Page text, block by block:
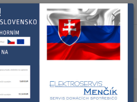
Menu
0ks
za0,00 Kč
kávovary
Bosch tablety na odstr. vod.